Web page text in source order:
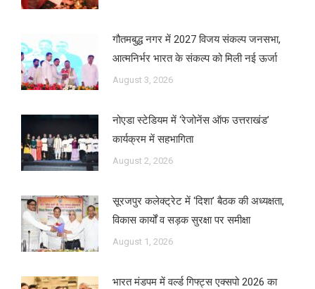
गौतमबुद्ध नगर में 2027 विजय संकल्प जनसभा,
आत्मनिर्भर भारत के संकल्प को मिली नई ऊर्जा
August 3, 2026
नोएडा स्टेडियम में ‘रेजोनेंस ऑफ उत्तराखंड’
कार्यक्रम में सहभागिता
August 2, 2026
सूरजपुर कलेक्ट्रेट में ‘दिशा’ बैठक की अध्यक्षता,
विकास कार्यों व सड़क सुरक्षा पर समीक्षा
August 1, 2026
भारत मंडपम में वर्ल्ड गिफ्ट्स एक्सपो 2026 का